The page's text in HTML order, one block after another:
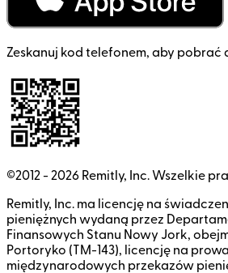
Zeskanuj kod telefonem, aby pobrać
©2012 - 2026 Remitly, Inc.Wszelkie
Remitly, Inc. ma licencję na
pieniężnych wydaną przez
Finansowych Stanu Nowy Jork,
Portoryko (TM-143), licencję na
międzynarodowych przekazów